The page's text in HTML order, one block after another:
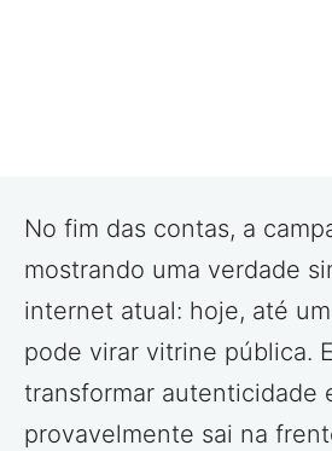
No fim das contas, a
mostrando uma verdade
internet atual: hoje, até
pode virar vitrine pública.
transformar autenticidade
provavelmente sai na